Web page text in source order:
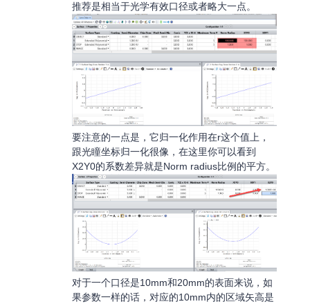
推荐是相当于光学有效口径或者略大一点。
要注意的一点是，它归一化作用在r这个值上，
跟光瞳坐标归一化很像，在这里你可以看到
X2Y0的系数差异就是Norm radius比例的平方。
对于一个口径是10mm和20mm的表面来说，如
果参数一样的话，对应的10mm内的区域矢高是